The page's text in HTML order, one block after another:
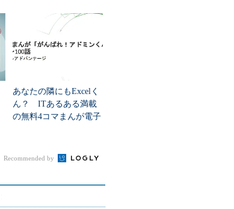
あなたの隣にもExcelく
ん？ ITあるある満載
の無料4コマまんが電子
Recommended by